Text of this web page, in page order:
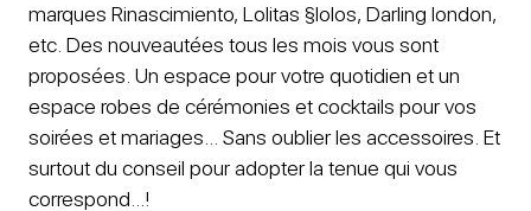
marques Rinascimiento, Lolitas §lolos, Darling london,
etc. Des nouveautées tous les mois vous sont
proposées. Un espace pour votre quotidien et un
espace robes de cérémonies et cocktails pour vos
soirées et mariages... Sans oublier les accessoires. Et
surtout du conseil pour adopter la tenue qui vous
correspond...!